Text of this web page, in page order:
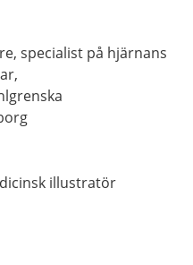
specialist på hjärnans
illustratör